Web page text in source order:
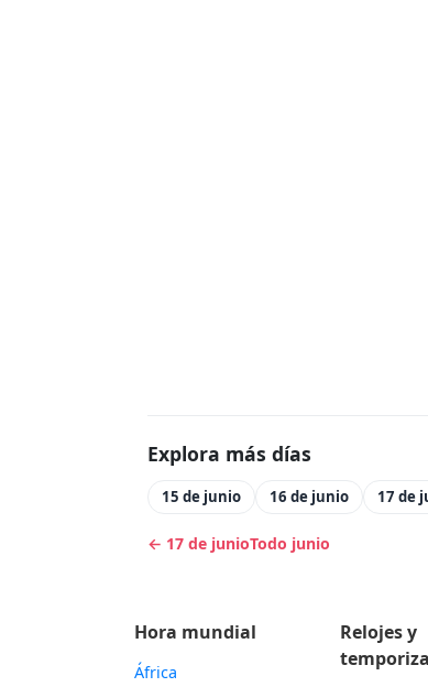
Explora más días
15 de junio 16 de junio 17 de
← 17 de junioTodo junio
Hora mundial
África
Relojes y